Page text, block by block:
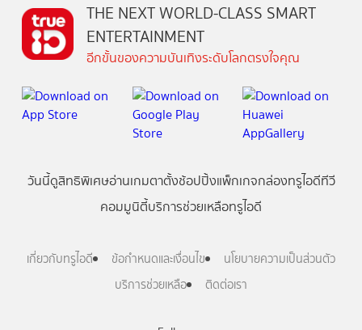
THE NEXT WORLD-CLASS SMART
ENTERTAINMENT
อีกขั้นของความบันเทิงระดับโลกตรงใจคุณ
วันนี้ดูสิทธิพิเศษอ่านเกมตาตั้งช้อปปิ้งแพ็กเกจกล่องทรูไอดีทีวี
คอมมูนิตี้บริการช่วยเหลือทรูไอดี
เกี่ยวกับทรูไอดี ข้อกำหนดและเงื่อนไข
นโยบายความเป็นส่วนตัว
บริการช่วยเหลือ
ติดต่อเรา